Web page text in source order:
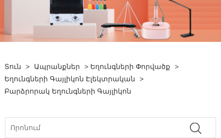
Տուն > Ապրանքներ > Եղունգների Փորվածք
>
Եղունգների Գայլիկոն Էլեկտրական
>
Բարձրորակ Եղունգների Գայլիկոն